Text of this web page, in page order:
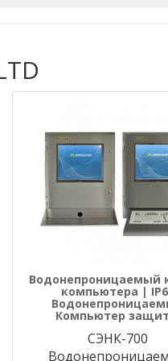
Водонепроницаемый
компьютера |
Компьютер
СЭНК-700